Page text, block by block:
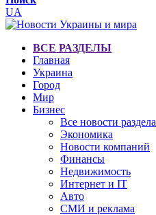
UA
ВСЕ РАЗДЕЛЫ
Главная
Украина
Город
Мир
Бизнес
Все новости раздела
Экономика
Новости компаний
Финансы
Недвижимость
Интернет и IT
Авто
СМИ и реклама